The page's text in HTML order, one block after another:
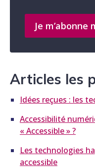
Je
Articles les
Idées reçues : les
Accessibilité
« Accessible » ?
Les technologies
accessible